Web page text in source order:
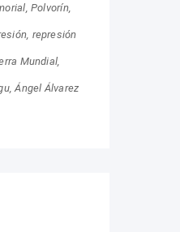
Polvorín
represión
Mundial
Ángel Álvarez